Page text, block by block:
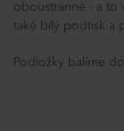
oboustranné - a to
také bílý podtisk a
Podložky balíme